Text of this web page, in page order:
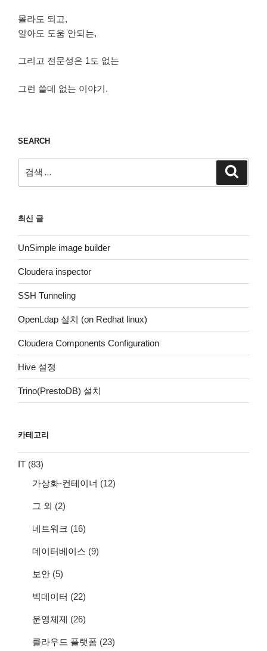
몰라도 되고,
알아도 도움 안되는,
그리고 전문성은 1도 없는
그런 쓸데 없는 이야기.
SEARCH
색:
최신 글
UnSimple image builder
Cloudera inspector
SSH Tunneling
OpenLdap 설치 (on Redhat linux)
Cloudera Components Configuration
Hive 설정
Trino(PrestoDB) 설치
카테고리
IT (83)
가상화-컨테이너 (12)
그 외 (2)
네트워크 (16)
데이터베이스 (9)
보안 (5)
빅데이터 (22)
운영체제 (26)
클라우드 플랫폼 (23)